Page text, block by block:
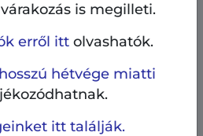
is megilleti.
erről ittolvashatók.
hétvége miatti
itt találják.